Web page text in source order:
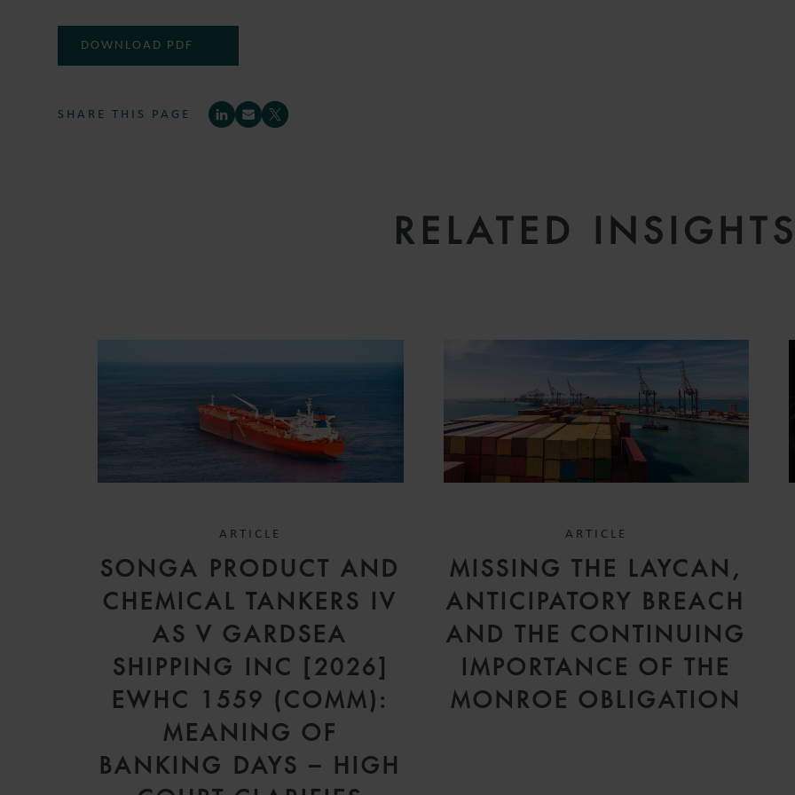
DOWNLOAD PDF
SHARE THIS PAGE
RELATED
ARTICLE
SONGA PRODUCT AND
CHEMICAL TANKERS IV
AS V GARDSEA
SHIPPING INC [2026]
EWHC 1559 (COMM):
MEANING OF
BANKING DAYS – HIGH
ARTICLE
MISSING THE LAYCAN,
ANTICIPATORY BREACH
AND THE CONTINUING
IMPORTANCE OF THE
MONROE OBLIGATION